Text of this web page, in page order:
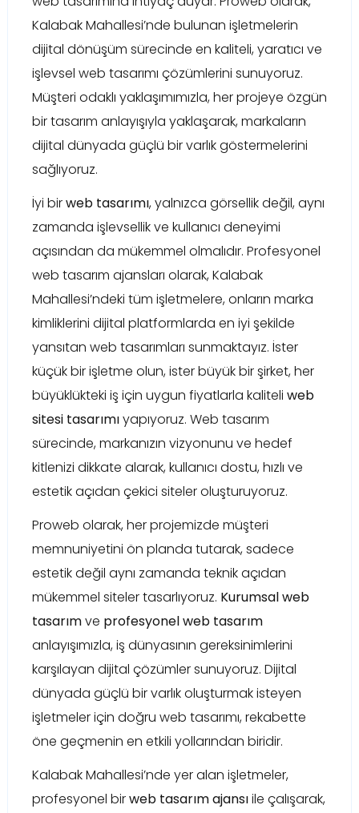
Kalabak Mahallesi’nde bulunan işletmelerin
dijital dönüşüm sürecinde en kaliteli, yaratıcı ve
işlevsel web tasarımı çözümlerini sunuyoruz.
Müşteri odaklı yaklaşımımızla, her projeye özgün
bir tasarım anlayışıyla yaklaşarak, markaların
dijital dünyada güçlü bir varlık göstermelerini
sağlıyoruz.
İyi birweb tasarımı, yalnızca görsellik değil, aynı
zamanda işlevsellik ve kullanıcı deneyimi
açısından da mükemmel olmalıdır. Profesyonel
web tasarım ajansları olarak, Kalabak
Mahallesi’ndeki tüm işletmelere, onların marka
kimliklerini dijital platformlarda en iyi şekilde
yansıtan web tasarımları sunmaktayız. İster
küçük bir işletme olun, ister büyük bir şirket, her
büyüklükteki iş için uygun fiyatlarla kaliteli web
sitesi tasarımıyapıyoruz. Web tasarım
sürecinde, markanızın vizyonunu ve hedef
kitlenizi dikkate alarak, kullanıcı dostu, hızlı ve
estetik açıdan çekici siteler oluşturuyoruz.
Proweb olarak, her projemizde müşteri
memnuniyetini ön planda tutarak, sadece
estetik değil aynı zamanda teknik açıdan
mükemmel siteler tasarlıyoruz. Kurumsal web
tasarımve profesyonel web tasarım
anlayışımızla, iş dünyasının gereksinimlerini
karşılayan dijital çözümler sunuyoruz. Dijital
dünyada güçlü bir varlık oluşturmak isteyen
işletmeler için doğru web tasarımı, rekabette
öne geçmenin en etkili yollarından biridir.
Kalabak Mahallesi’nde yer alan işletmeler,
profesyonel birweb tasarım ajansıile çalışarak,